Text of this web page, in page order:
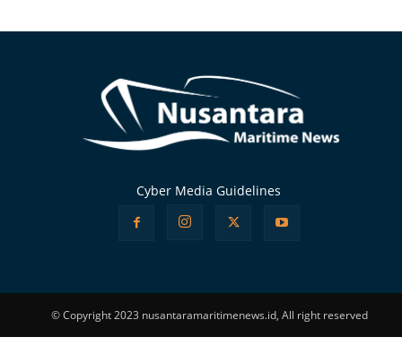
Cyber Media Guidelines
© Copyright 2023 nusantaramaritimenews.id, All right reserved